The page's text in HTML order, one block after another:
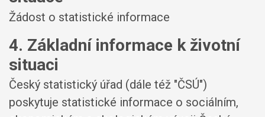
Žádost o statistické informace
4. Základní informace k životní
situaci
Český statistický úřad (dále též "ČSÚ")
poskytuje statistické informace o sociálním,